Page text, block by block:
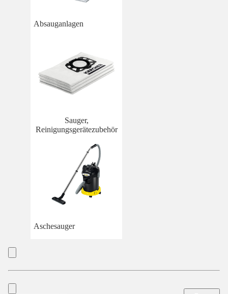
Absauganlagen
Sauger,
Reinigungsgerätezubehör
Aschesauger